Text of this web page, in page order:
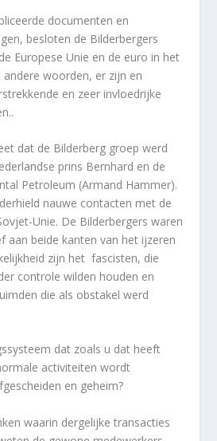
documenten en
besloten de Bilderbergers
Europese Unie en de euro in het
woorden, er zijn en
en zeer invloedrijke
dat de Bilderberg groep werd
prins Bernhard en de
Petroleum (Armand Hammer).
nauwe contacten met de
Unie. De Bilderbergers waren
aan beide kanten van het ijzeren
zijn het fascisten, die
controle wilden houden en
die als obstakel werd
dat zoals u dat heeft
activiteiten wordt
en geheim?
waarin dergelijke transacties